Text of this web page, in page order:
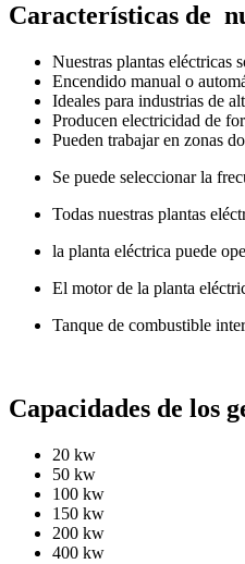
Características de
Nuestras plantas eléctricas
Encendido manual o
Ideales para industrias de
Producen electricidad de
Pueden trabajar en zonas
Se puede seleccionar la
Todas nuestras plantas
la planta eléctrica puede
El motor de la planta
Tanque de combustible
Capacidades de los
20 kw
50 kw
100 kw
150 kw
200 kw
400 kw